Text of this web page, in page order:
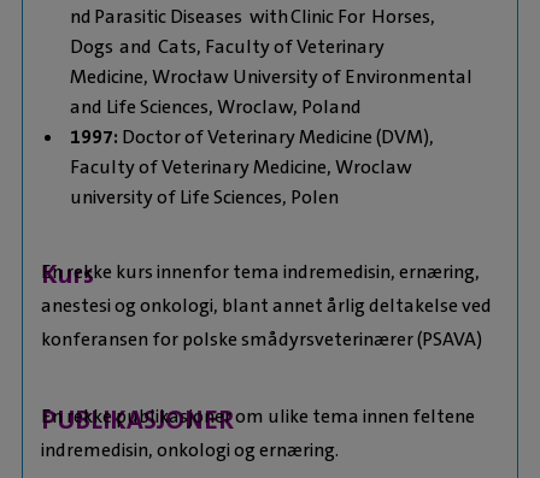
nd Parasitic Diseases with ClinicFor Horses,
Dogs and Cats, Faculty of Veterinary
Medicine,WrocławUniversity of Environmental
and LifeSciences, Wroclaw, Poland
1997: Doctor of Veterinary Medicine (DVM),
Faculty of Veterinary Medicine, Wroclaw
university of Life Sciences, Polen
Kurs
En rekke kurs innenfor tema indremedisin, ernæring,
anestesi og onkologi, blant annet årlig deltakelse ved
konferansen for polske smådyrsveterinærer (PSAVA)
PUBLIKASJONER
En rekke publikasjoner om ulike tema innen feltene
indremedisin, onkologi og ernæring.